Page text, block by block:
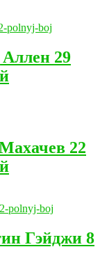
29
22
Гэйджи 8